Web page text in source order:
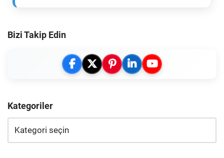
Bizi Takip Edin
Kategoriler